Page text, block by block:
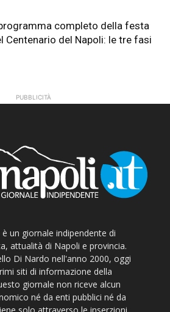
completo della festa
Centenario del Napoli: le tre fasi
PUBBLICITÀ
un giornale indipendente di
attualità di Napoli e provincia.
Di Nardo nell'anno 2000, oggi
siti di informazione della
giornale non riceve alcun
né da enti pubblici né da